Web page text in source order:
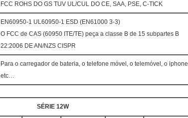
FCC ROHS DO GS TUV UL/CUL DO CE, SAA, PSE, C-TICK
EN60950-1 UL60950-1 ESD (EN61000 3-3)
O FCC de CAS (60950 ITE/TE) peça a classe B de 15 subpartes B
22:2006 DE AN/NZS CISPR
Para o carregador de bateria, o telefone móvel, o telemóvel, o iphone
etc…
SÉRIE 12W